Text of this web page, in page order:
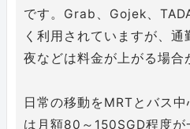
です。Grab、Gojek、
く利用されていますが、
夜などは料金が上がる場合
日常の移動をMRTとバス
は月額80～150SGD程度